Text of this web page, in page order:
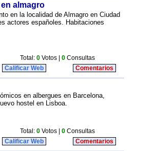
almagro
en la localidad de Almagro en Ciudad
actores españoles. Habitaciones
Total: 0 Votos | 0 Consultas
Calificar Web Comentarios
en albergues en Barcelona,
hostel en Lisboa.
Total: 0 Votos | 0 Consultas
Calificar Web Comentarios